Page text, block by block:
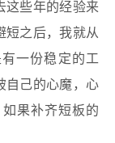
这些年的经验来
短之后，我就从
一份稳定的工
自己的心魔，心
果补齐短板的